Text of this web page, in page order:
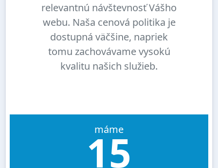
relevantnú návštevnosť Vášho
webu. Naša cenová politika je
dostupná väčšine, napriek
tomu zachovávame vysokú
kvalitu našich služieb.
máme
15